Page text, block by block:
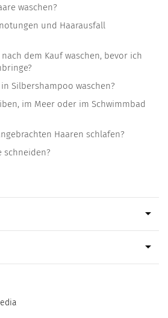
waschen?
und Haarausfall
dem Kauf waschen, bevor ich
Silbershampoo waschen?
im Meer oder im Schwimmbad
Haaren schlafen?
schneiden?
arrow_drop_down
arrow_drop_down